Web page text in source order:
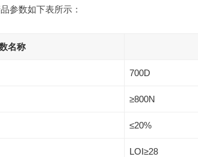
参数如下表所示：
名称
700D
≥800N
≤20%
LOI≥28